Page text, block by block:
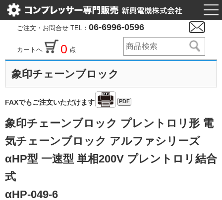
ご注文・お問合せ TEL： 06-6996-0596
カートへ 0 点
象印チェーンブロック
FAXでもご注文いただけます PDF
象印チェーンブロック プレントロリ形 電
気チェーンブロック アルファシリーズ
αHP型 一速型 単相200V プレントロリ結合
式
αHP-049-6